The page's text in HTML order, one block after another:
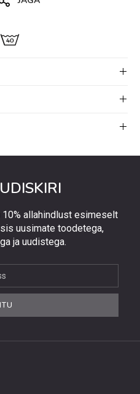
allahindlust esimeselt
uusimate toodetega,
ja uudistega.